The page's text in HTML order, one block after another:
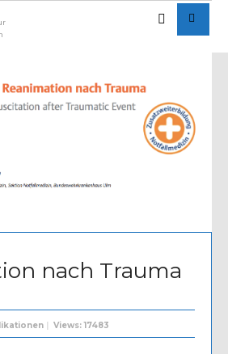
nach Trauma
Views: 17483